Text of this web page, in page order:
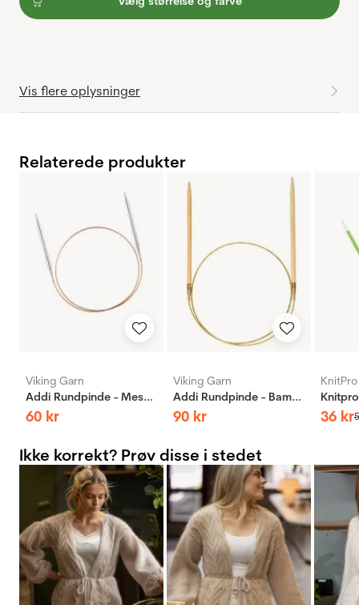
Vis flere oplysninger
Relaterede produkter
Viking Garn
Addi Rundpinde - Messing
60 kr
Viking Garn
Addi Rundpinde - Bambus
90 kr
KnitPro
36 kr
Ikke korrekt? Prøv disse i stedet